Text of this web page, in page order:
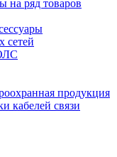
на ряд товаров
сетей
продукция
кабелей связи